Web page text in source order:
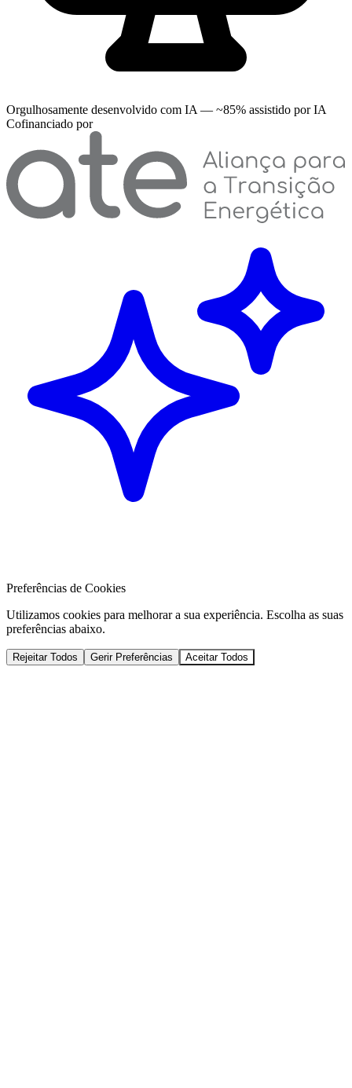
Orgulhosamente desenvolvido com IA — ~85% assistido por IA
Cofinanciado por
Preferências de Cookies
Utilizamos cookies para melhorar a sua experiência. Escolha as suas
preferências abaixo.
Rejeitar Todos Gerir Preferências Aceitar Todos